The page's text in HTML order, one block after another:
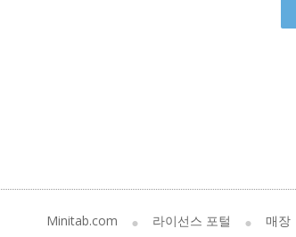
Minitab.com 라이선스 포털 매장